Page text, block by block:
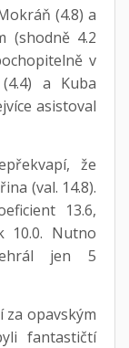
(4.8) a
(shodně 4.2
v
a Kuba
asistoval
že
(val. 14.8).
13.6,
10.0. Nutno
jen 5
za opavským
fantastičtí